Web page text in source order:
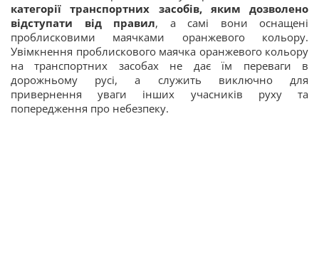
категорії транспортних засобів, яким дозволено
відступати від правил, а самі вони оснащені
проблисковими маячками оранжевого кольору.
Увімкнення проблискового маячка оранжевого кольору
на транспортних засобах не дає їм переваги в
дорожньому русі, а служить виключно для
привернення уваги інших учасників руху та
попередження про небезпеку.